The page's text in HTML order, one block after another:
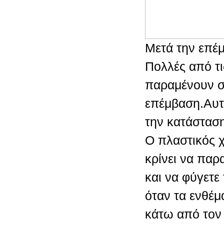
Μετά την
Πολλές από
παραμένουν
την
Ο πλαστικός
κρίνει να
και να
όταν τα
κάτω από τον